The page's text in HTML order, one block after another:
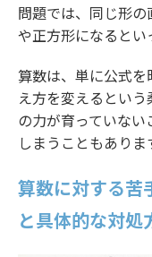
問題では、同じ形
や正方形になるとい
算数は、単に公式
え方を変えるとい
の力が育っていな
しまうこともありま
算数に対する苦
と具体的な対処